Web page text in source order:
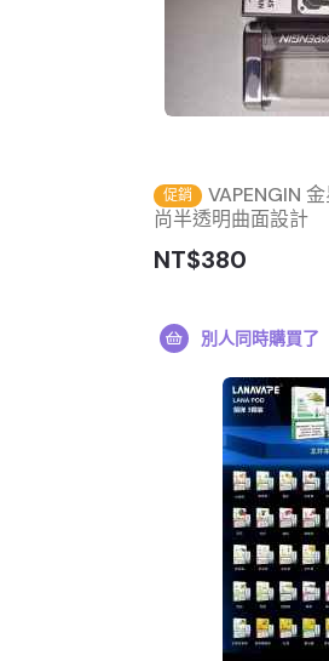
促銷
VAPENGIN
尚半透明曲面設計
NT$380
別人同時購買了